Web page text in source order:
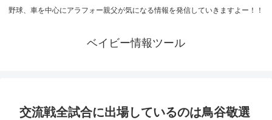
野球、車を中心にアラフォー親父が気になる情報を発信していきますよー！！
ベイビー情報ツール
交流戦全試合に出場しているのは鳥谷敬選